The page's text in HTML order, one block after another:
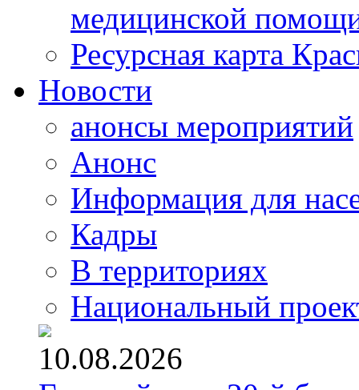
медицинской
Ресурсная карта
Новости
анонсы мероприятий
Анонс
Информация для
Кадры
В территориях
Национальный
10.08.2026